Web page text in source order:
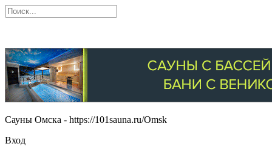
Сауны Омска - https://101sauna.ru/Omsk
Вход